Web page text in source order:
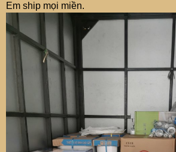
Em ship mọi miền.